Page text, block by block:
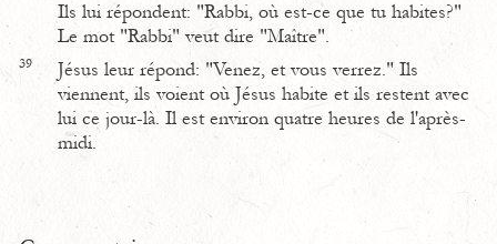
Ils lui répondent: "Rabbi, où est-ce que tu habites?"
Le mot "Rabbi" veut dire "Maître".
39
Jésus leur répond: "Venez, et vous verrez." Ils
viennent, ils voient où Jésus habite et ils restent avec
lui ce jour-là. Il est environ quatre heures de l'après-
midi.